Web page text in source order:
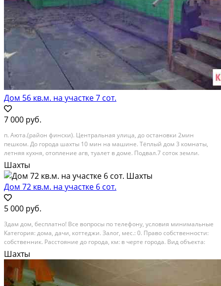
Дом 56 кв.м. на участке 7 сот.
7 000 руб.
п. Аюта.(район фински). Центральная улица, до остановки 2мин
пешком. До города шахты 10 мин на машине. Тёплый дом 3 комнаты,
летняя кухня, отопление агв, туалет в доме. Подвал.7 соток земли.
Въезд для 2 машин., маленькие коммунальные платежи (1500-2000 тыс
в месяц зимой) . Сдадим на длительное...
Шахты
Дом 72 кв.м. на участке 6 сот.
5 000 руб.
Здам дом, бесплатно! Все вопросы по телефону, условия минимальные
Категория: дома, дачи, коттеджи. Залог, мес.: 0. Право собственности:
собственник. Расстояние до города, км: в черте города. Вид объекта:
дома. Материал стен: кирпич. Этажей в доме: 1
Шахты